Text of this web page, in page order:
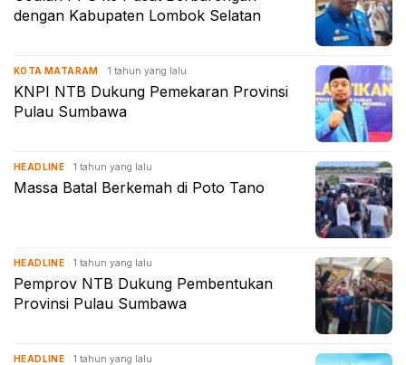
dengan Kabupaten Lombok Selatan
KOTA MATARAM 1 tahun yang lalu
KNPI NTB Dukung Pemekaran Provinsi
Pulau Sumbawa
HEADLINE 1 tahun yang lalu
Massa Batal Berkemah di Poto Tano
HEADLINE 1 tahun yang lalu
Pemprov NTB Dukung Pembentukan
Provinsi Pulau Sumbawa
HEADLINE 1 tahun yang lalu